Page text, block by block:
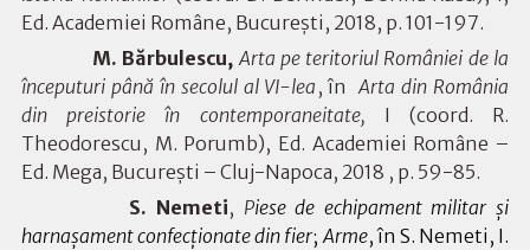
Ed. Academiei Române, București, 2018, p. 101-197.
M. Bărbulescu, Arta pe teritoriul României de la
începuturi până în secolul al VI-lea , în Arta din România
din preistorie în contemporaneitate, I
(coord. R.
Theodorescu, M. Porumb), Ed. Academiei Române –
Ed. Mega, București – Cluj-Napoca, 2018 , p. 59-85.
S. Nemeti, Piese de echipament militar și
harnașament confecționate din fier;Arme,în S. Nemeti, I.